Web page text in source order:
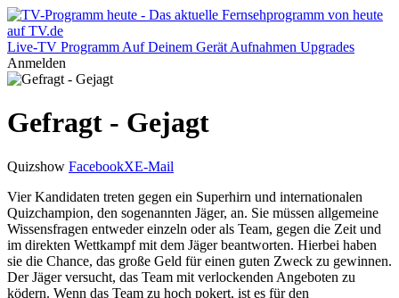
Live-TV Programm Auf Deinem Gerät Aufnahmen Upgrades
Anmelden
Gefragt - Gejagt
Quizshow FacebookXE-Mail
Vier Kandidaten treten gegen ein Superhirn und internationalen
Quizchampion, den sogenannten Jäger, an. Sie müssen allgemeine
Wissensfragen entweder einzeln oder als Team, gegen die Zeit und
im direkten Wettkampf mit dem Jäger beantworten. Hierbei haben
sie die Chance, das große Geld für einen guten Zweck zu gewinnen.
Der Jäger versucht, das Team mit verlockenden Angeboten zu
ködern. Wenn das Team zu hoch pokert, ist es für den